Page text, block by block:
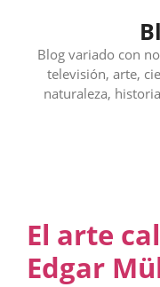
contenidoBlog variado con
televisión, arte,
naturaleza,
El arte
Edgar